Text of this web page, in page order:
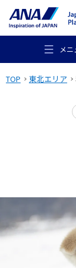
メニ
行き先
TOP 東北エリア